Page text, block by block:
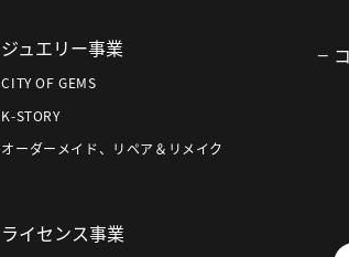
ジュエリー事業
CITY OF GEMS
K-STORY
オーダーメイド、リペア＆リメイク
ライセンス事業